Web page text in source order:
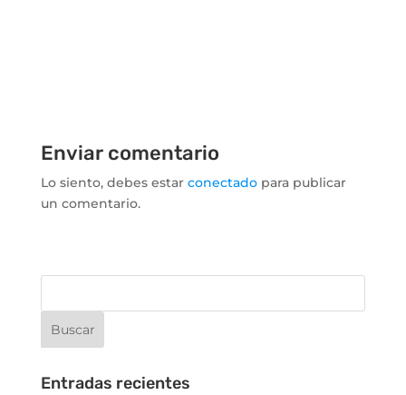
Enviar comentario
Lo siento, debes estar conectadopara publicar
un comentario.
Entradas recientes